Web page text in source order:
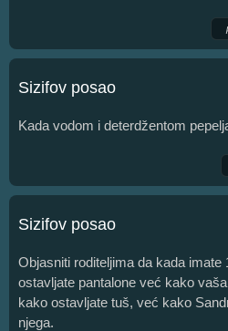
Sizifov posao
Kada vodom i deterdžentom
Sizifov posao
Objasniti roditeljima da kada imate
ostavljate pantalone već kako
kako ostavljate tuš, već kako
njega.